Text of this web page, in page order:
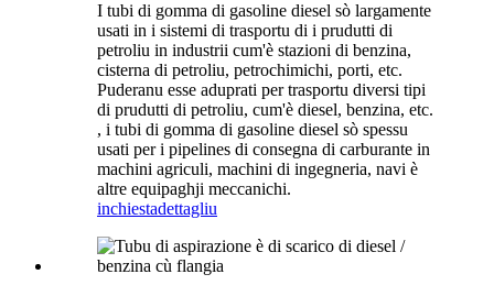
I tubi di gomma di gasoline diesel sò largamente
usati in i sistemi di trasportu di i prudutti di
petroliu in industrii cum'è stazioni di benzina,
cisterna di petroliu, petrochimichi, porti, etc.
Puderanu esse aduprati per trasportu diversi tipi
di prudutti di petroliu, cum'è diesel, benzina, etc.
, i tubi di gomma di gasoline diesel sò spessu
usati per i pipelines di consegna di carburante in
machini agriculi, machini di ingegneria, navi è
altre equipaghji meccanichi.
inchiestadettagliu